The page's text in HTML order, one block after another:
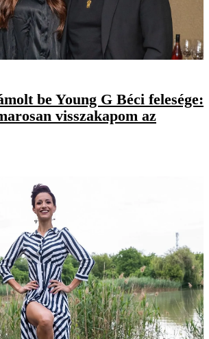
be Young G Béci felesége:
visszakapom az